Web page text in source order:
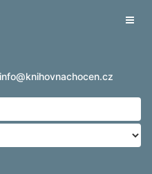
info@knihovnachocen.cz